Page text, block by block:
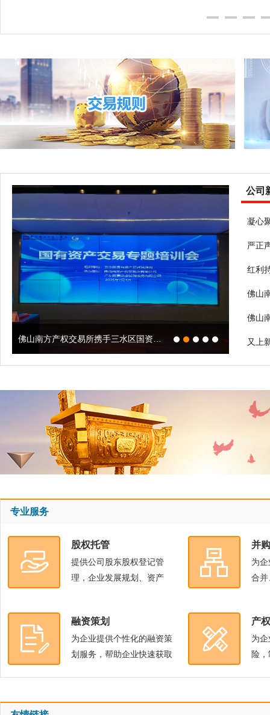
公司
严正
专业服务
股权托管
提供公司股东股权登记管
理，企业发展规划、资产
并
为
合并
融资策划
为企业提供个性化的融资策
划服务，帮助企业快速获取
产
为
险